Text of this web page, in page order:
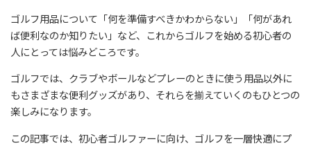
ゴルフ用品について「何を準備すべきかわからない」「何があれ
ば便利なのか知りたい」など、これからゴルフを始める初心者の
人にとっては悩みどころです。
ゴルフでは、クラブやボールなどプレーのときに使う用品以外に
もさまざまな便利グッズがあり、それらを揃えていくのもひとつの
楽しみになります。
この記事では、初心者ゴルファーに向け、ゴルフを一層快適にプ